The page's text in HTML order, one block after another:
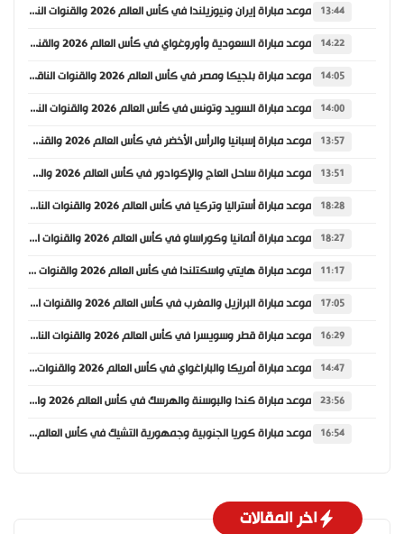
13:44 موعد مباراة إيران ونيوزيلندا في كأس العالم 2026 والقنوات الناقلة
14:22 موعد مباراة السعودية وأوروغواي في كأس العالم 2026 والقنوات الناقلة
14:05 موعد مباراة بلجيكا ومصر في كأس العالم 2026 والقنوات الناقلة
14:00 موعد مباراة السويد وتونس في كأس العالم 2026 والقنوات الناقلة
13:57 موعد مباراة إسبانيا والرأس الأخضر في كأس العالم 2026 والقنوات الناقلة
13:51 موعد مباراة ساحل العاج والإكوادور في كأس العالم 2026 والقنوات الناقلة
18:28 موعد مباراة أستراليا وتركيا في كأس العالم 2026 والقنوات الناقلة
18:27 موعد مباراة ألمانيا وكوراساو في كأس العالم 2026 والقنوات الناقلة
11:17 موعد مباراة هايتي واسكتلندا في كأس العالم 2026 والقنوات الناقلة
17:05 موعد مباراة البرازيل والمغرب في كأس العالم 2026 والقنوات الناقلة
16:29 موعد مباراة قطر وسويسرا في كأس العالم 2026 والقنوات الناقلة
14:47 موعد مباراة أمريكا والباراغواي في كأس العالم 2026 والقنوات الناقلة
23:56 موعد مباراة كندا والبوسنة والهرسك في كأس العالم 2026 والقنوات الناقلة
16:54 موعد مباراة كوريا الجنوبية وجمهورية التشيك في كأس العالم 2026 والقنوات الناقلة
اخر المقالات